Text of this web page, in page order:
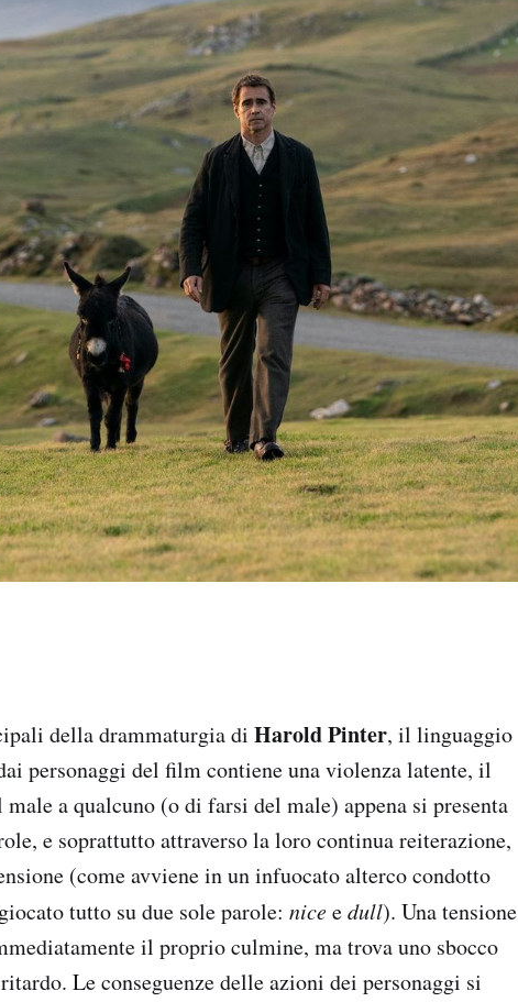
della drammaturgia di Harold Pinter, il linguaggio
personaggi del film contiene una violenza latente, il
a qualcuno (o di farsi del male) appena si presenta
e soprattutto attraverso la loro continua reiterazione,
(come avviene in un infuocato alterco condotto
tutto su due sole parole: niceedull). Una tensione
il proprio culmine, ma trova uno sbocco
Le conseguenze delle azioni dei personaggi si